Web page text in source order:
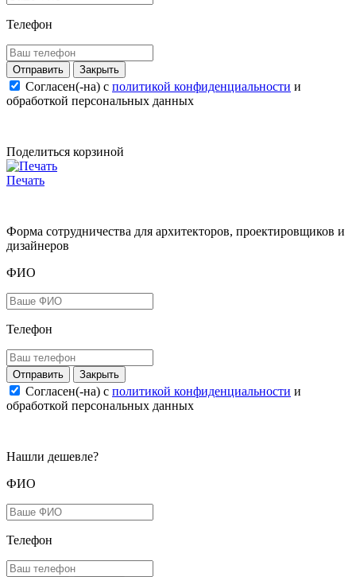
Телефон
Закрыть
Согласен(-на) c политикой конфиденциальности и
обработкой персональных данных
Поделиться корзиной
Печать
Форма сотрудничества для архитекторов, проектировщиков и
дизайнеров
ФИО
Телефон
Закрыть
Согласен(-на) c политикой конфиденциальности и
обработкой персональных данных
Нашли дешевле?
ФИО
Телефон